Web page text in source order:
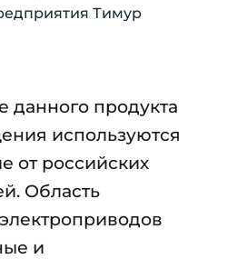
Тимур
данного продукта
используются
от российских
Область
и